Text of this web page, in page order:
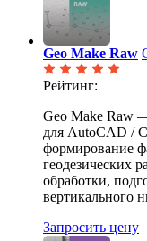
Geo Make Raw
Рейтинг:
Geo Make Raw
для AutoCAD /
формирование
геодезических
обработки,
вертикального
Запросить цену